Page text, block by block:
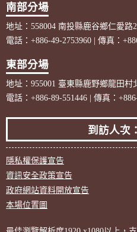
南部分場
地址：558004 南投縣鹿谷鄉仁愛路
電話：+886-49-2753960 | 傳真：
東部分場
地址：955001 臺東縣鹿野鄉龍田村
電話：+886-89-551446 | 傳真：
到訪人次
隱私權保護宣告
資訊安全政策宣告
政府網站資料開放宣告
本場位置圖